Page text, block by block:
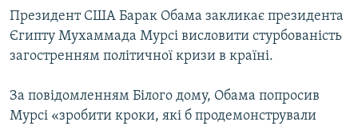
Президент США Барак Обама закликає президента
Єгипту Мухаммада Мурсі висловити стурбованість
загостренням політичної кризи в країні.
За повідомленням Білого дому, Обама попросив
Мурсі «зробити кроки, які б продемонстрували